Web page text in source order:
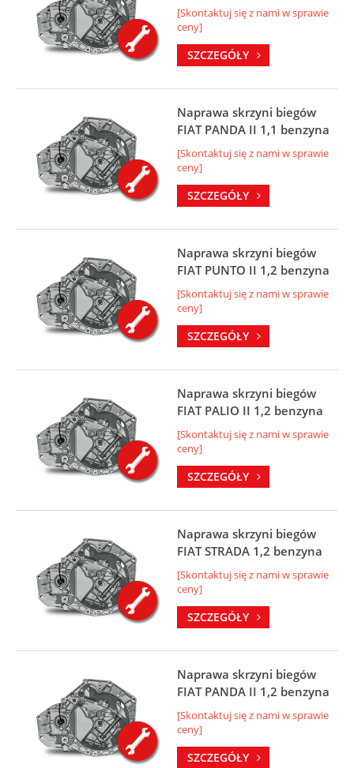
[Skontaktuj się z nami w sprawie
ceny]
SZCZEGÓŁY
Naprawa skrzyni biegów
FIAT PANDA II 1,1 benzyna
[Skontaktuj się z nami w sprawie
ceny]
SZCZEGÓŁY
Naprawa skrzyni biegów
FIAT PUNTO II 1,2 benzyna
[Skontaktuj się z nami w sprawie
ceny]
SZCZEGÓŁY
Naprawa skrzyni biegów
FIAT PALIO II 1,2 benzyna
[Skontaktuj się z nami w sprawie
ceny]
SZCZEGÓŁY
Naprawa skrzyni biegów
FIAT STRADA 1,2 benzyna
[Skontaktuj się z nami w sprawie
ceny]
SZCZEGÓŁY
Naprawa skrzyni biegów
FIAT PANDA II 1,2 benzyna
[Skontaktuj się z nami w sprawie
ceny]
SZCZEGÓŁY